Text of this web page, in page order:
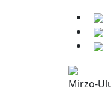
Mirzo-